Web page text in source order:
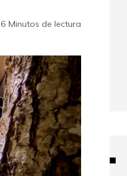
6 Minutos de lectura